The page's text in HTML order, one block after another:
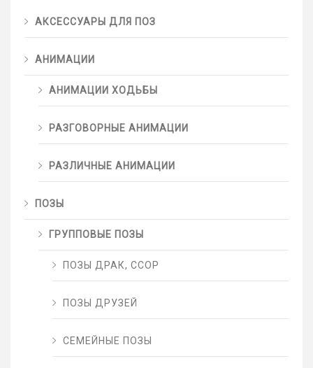
АКСЕССУАРЫ ДЛЯ ПОЗ
АНИМАЦИИ
АНИМАЦИИ ХОДЬБЫ
РАЗГОВОРНЫЕ АНИМАЦИИ
РАЗЛИЧНЫЕ АНИМАЦИИ
ПОЗЫ
ГРУППОВЫЕ ПОЗЫ
ПОЗЫ ДРАК, ССОР
ПОЗЫ ДРУЗЕЙ
СЕМЕЙНЫЕ ПОЗЫ